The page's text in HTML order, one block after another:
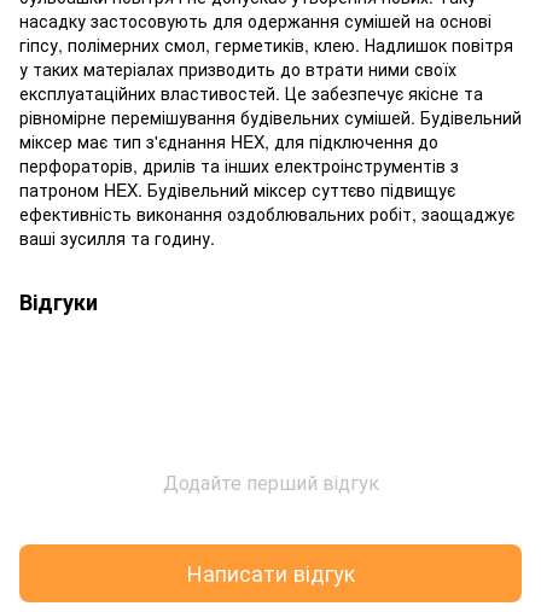
насадку застосовують для одержання сумішей на основі
гіпсу, полімерних смол, герметиків, клею. Надлишок повітря
у таких матеріалах призводить до втрати ними своїх
експлуатаційних властивостей. Це забезпечує якісне та
рівномірне перемішування будівельних сумішей. Будівельний
міксер має тип з'єднання HEX, для підключення до
перфораторів, дрилів та інших електроінструментів з
патроном HEX. Будівельний міксер суттєво підвищує
ефективність виконання оздоблювальних робіт, заощаджує
ваші зусилля та годину.
Відгуки
Додайте перший відгук
Написати відгук